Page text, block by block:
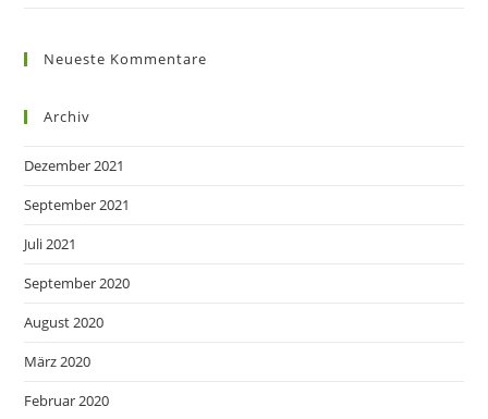
Neueste Kommentare
Archiv
Dezember 2021
September 2021
Juli 2021
September 2020
August 2020
März 2020
Februar 2020